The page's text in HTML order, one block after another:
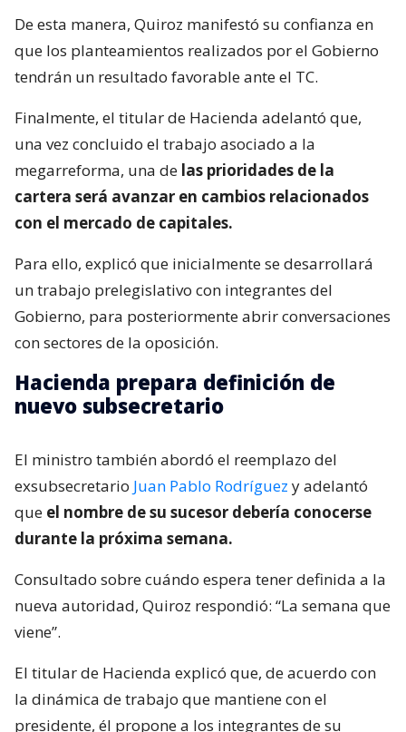
De esta manera, Quiroz manifestó su confianza en
que los planteamientos realizados por el Gobierno
tendrán un resultado favorable ante el TC.
Finalmente, el titular de Hacienda adelantó que,
una vez concluido el trabajo asociado a la
megarreforma, una de las prioridades de la
cartera será avanzar en cambios relacionados
con el mercado de capitales.
Para ello, explicó que inicialmente se desarrollará
un trabajo prelegislativo con integrantes del
Gobierno, para posteriormente abrir conversaciones
con sectores de la oposición.
Hacienda prepara definición de
nuevo subsecretario
El ministro también abordó el reemplazo del
exsubsecretario Juan Pablo Rodríguez y adelantó
que el nombre de su sucesor debería conocerse
durante la próxima semana.
Consultado sobre cuándo espera tener definida a la
nueva autoridad, Quiroz respondió: “La semana que
viene”.
El titular de Hacienda explicó que, de acuerdo con
la dinámica de trabajo que mantiene con el
presidente, él propone a los integrantes de su